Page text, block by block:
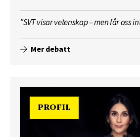
”SVT visar vetenskap – men får oss
Mer debatt
PROFIL